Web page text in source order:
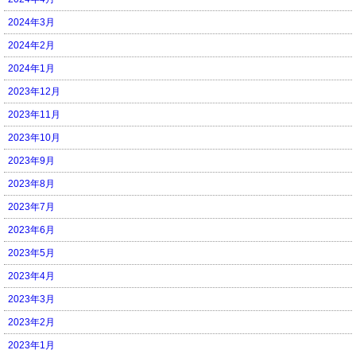
2024年3月
2024年2月
2024年1月
2023年12月
2023年11月
2023年10月
2023年9月
2023年8月
2023年7月
2023年6月
2023年5月
2023年4月
2023年3月
2023年2月
2023年1月